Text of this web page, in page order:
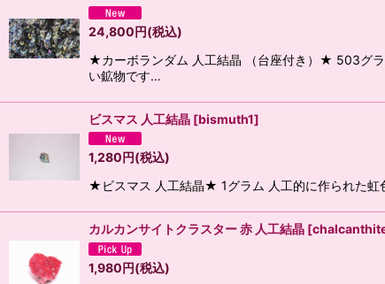
24,800円(税込)
★カーボランダム 人工結晶 （台座付き）★ 503グラ
い鉱物です…
ビスマス 人工結晶 [bismuth1]
1,280円(税込)
★ビスマス 人工結晶★ 1グラム 人工的に作られた虹
カルカンサイトクラスター 赤 人工結晶 [
1,980円(税込)